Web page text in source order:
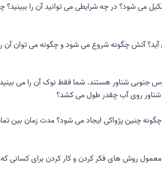
می شود؟ در چه شرایطی می توانید آن را ببینید؟
آتش چگونه شروع می شود و چگونه می توان
شناور روی آب چقدر طول می کشد؟
چگونه چنین پژواکی ایجاد می شود؟ مدت زمان
معمولروش های فکر کردن و کار کردنبرای کسانی